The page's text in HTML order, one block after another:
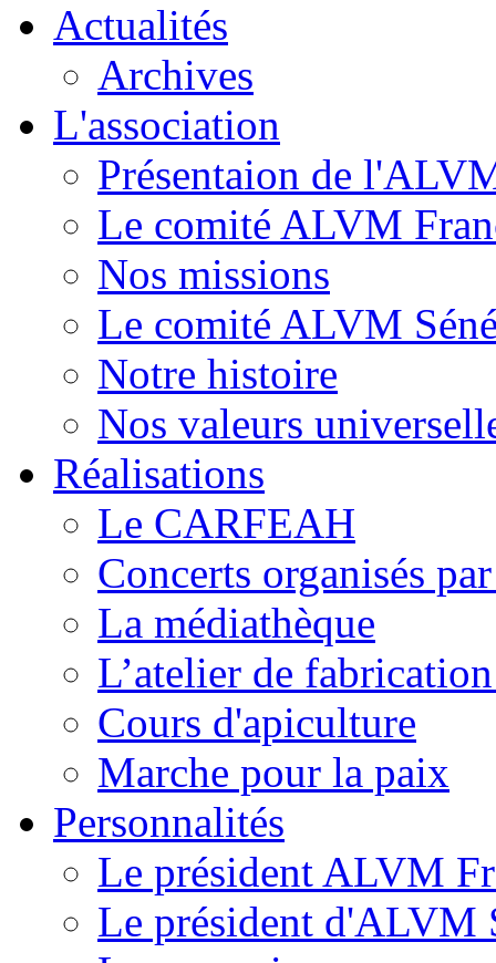
Actualités
Archives
L'association
Présentaion de
Le comité ALVM
Nos missions
Le comité ALVM
Notre histoire
Nos valeurs
Réalisations
Le CARFEAH
Concerts organisés
La médiathèque
L’atelier de
Cours d'apiculture
Marche pour la paix
Personnalités
Le président ALVM
Le président d'ALVM